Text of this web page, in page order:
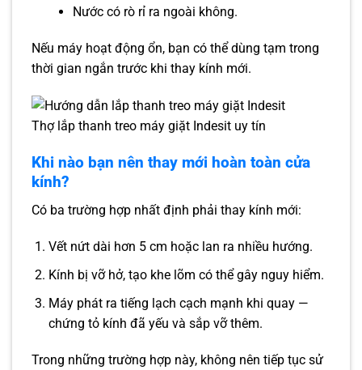
Nước có rò rỉ ra ngoài không.
Nếu máy hoạt động ổn, bạn có thể dùng tạm trong
thời gian ngắn trước khi thay kính mới.
Thợ lắp thanh treo máy giặt Indesit uy tín
Khi nào bạn nên thay mới hoàn toàn cửa
kính?
Có ba trường hợp nhất định phải thay kính mới:
Vết nứt dài hơn 5 cm hoặc lan ra nhiều hướng.
Kính bị vỡ hở, tạo khe lõm có thể gây nguy hiểm.
Máy phát ra tiếng lạch cạch mạnh khi quay —
chứng tỏ kính đã yếu và sắp vỡ thêm.
Trong những trường hợp này, không nên tiếp tục sử